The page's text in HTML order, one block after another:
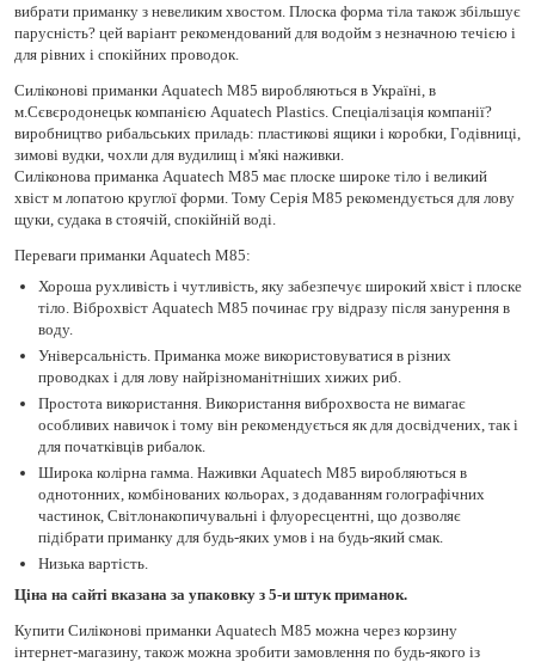
вибрати приманку з невеликим хвостом. Плоска форма тіла також збільшує
парусність? цей варіант рекомендований для водойм з незначною течією і
для рівних і спокійних проводок.
Силіконові приманки Aquatech М85 виробляються в Україні, в
м.Сєвєродонецьк компанією Aquatech Plastics. Спеціалізація компанії?
виробництво рибальських приладь: пластикові ящики і коробки, Годівниці,
зимові вудки, чохли для вудилищ і м'які наживки.
Силіконова приманка Aquatech М85 має плоске широке тіло і великий
хвіст м лопатою круглої форми. Тому Серія М85 рекомендується для лову
щуки, судака в стоячій, спокійній воді.
Переваги приманки Aquatech М85:
Хороша рухливість і чутливість, яку забезпечує широкий хвіст і плоске
тіло. Віброхвіст Aquatech М85 починає гру відразу після занурення в
воду.
Універсальність. Приманка може використовуватися в різних
проводках і для лову найрізноманітніших хижих риб.
Простота використання. Використання виброхвоста не вимагає
особливих навичок і тому він рекомендується як для досвідчених, так і
для початківців рибалок.
Широка колірна гамма. Наживки Aquatech М85 виробляються в
однотонних, комбінованих кольорах, з додаванням голографічних
частинок, Світлонакопичувальні і флуоресцентні, що дозволяє
підібрати приманку для будь-яких умов і на будь-який смак.
Низька вартість.
Ціна на сайті вказана за упаковку з 5-и штук приманок.
Купити Силіконові приманки Aquatech М85 можна через корзину
інтернет-магазину, також можна зробити замовлення по будь-якого із